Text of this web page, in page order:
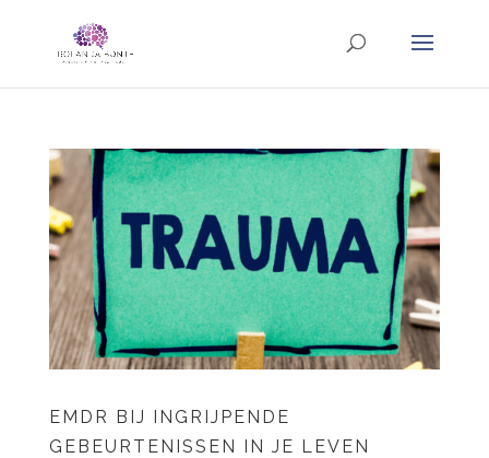
EMDR BIJ INGRIJPENDE
GEBEURTENISSEN IN JE LEVEN